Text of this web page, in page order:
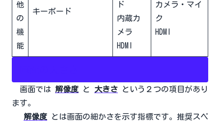
他
の
機
能
キーボード
ド
内蔵カ
メラ
HDMI
カメラ・マイ
ク
HDMI
画面では 解像度 と 大きさ
という２つの項目があり
ます。
解像度
とは画面の細かさを示す指標です。推奨スペ